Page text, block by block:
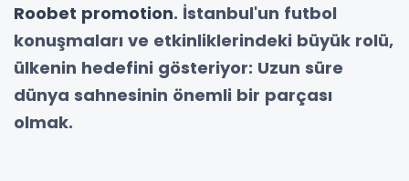
Roobet promotion. İstanbul'un futbol
konuşmaları ve etkinliklerindeki büyük rolü,
ülkenin hedefini gösteriyor: Uzun süre
dünya sahnesinin önemli bir parçası
olmak.